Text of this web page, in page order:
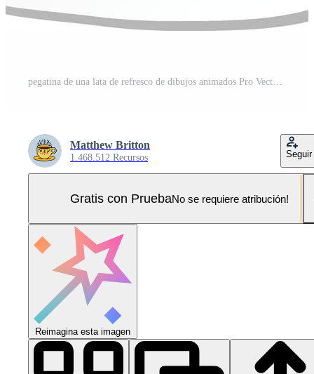
pegatina de una lata de refresco de dibujos animados Pro Vector y Pro SVG
Matthew Britton
1.468.512 Recursos Seguir
Gratis con PruebaNo se requiere atribución!
Reimagina esta imagen